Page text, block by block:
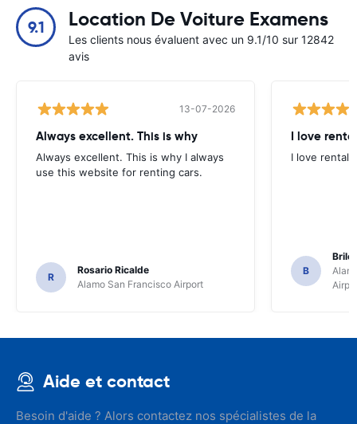
9.1 Location De Voiture Examens
Les clients nous évaluent avec un 9.1/10 sur 12842
avis
13-07-2026
Always excellent. This is why
Always excellent. This is why I always
use this website for renting cars.
R
Rosario Ricalde
Alamo San Francisco Airport
I love
I love rental
B
Aide et contact
Besoin d'aide ? Alors contactez nos spécialistes de la